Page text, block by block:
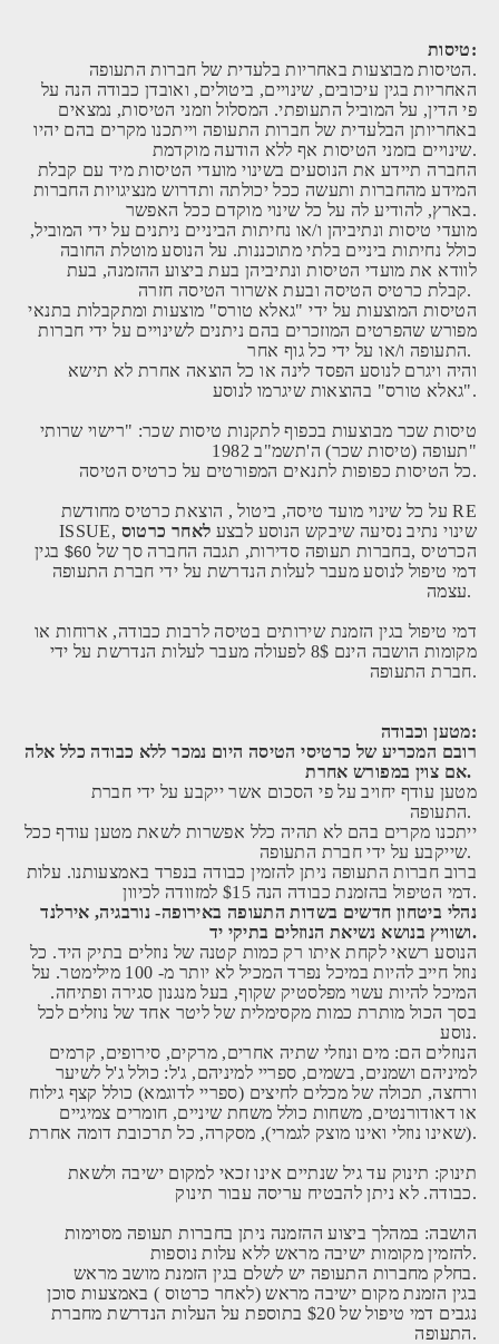
טיסות:
הטיסות מבוצעות באחריות בלעדית של חברות התעופה.
האחריות בגין עיכובים, שינויים, ביטולים, ואובדן כבודה הנה על
פי הדין, על המוביל התעופתי. המסלול וזמני הטיסות, נמצאים
באחריותן הבלעדית של חברות התעופה וייתכנו מקרים בהם יהיו
שינויים בזמני הטיסות אף ללא הודעה מוקדמת.
החברה תיידע את הנוסעים בשינוי מועדי הטיסות מיד עם קבלת
המידע מהחברות ותעשה ככל יכולתה ותדרוש מנציגויות החברות
בארץ, להודיע לה על כל שינוי מוקדם ככל האפשר.
מועדי טיסות ונתיביהן ו/או נחיתות הביניים ניתנים על ידי המוביל,
כולל נחיתות ביניים בלתי מתוכננות. על הנוסע מוטלת החובה
לוודא את מועדי הטיסות ונתיביהן בעת ביצוע ההזמנה, בעת
קבלת כרטיס הטיסה ובעת אשרור הטיסה חזרה.
הטיסות המוצעות על ידי "גאלא טורס" מוצעות ומתקבלות בתנאי
מפורש שהפרטים המוזכרים בהם ניתנים לשינויים על ידי חברות
התעופה ו/או על ידי כל גוף אחר.
והיה ויגרם לנוסע הפסד לינה או כל הוצאה אחרת לא תישא
"גאלא טורס" בהוצאות שיגרמו לנוסע.
טיסות שכר מבוצעות בכפוף לתקנות טיסות שכר: "רישוי שרותי
תעופה (טיסות שכר) ה'תשמ"ב 1982"
כל הטיסות כפופות לתנאים המפורטים על כרטיס הטיסה.
על כל שינוי מועד טיסה, ביטול , הוצאת כרטיס מחודשת RE
ISSUE, שינוי נתיב נסיעה שיבקש הנוסע לבצע לאחר כרטוס
הכרטיס ,בחברות תעופה סדירות, תגבה החברה סך של $60 בגין
דמי טיפול לנוסע מעבר לעלות הנדרשת על ידי חברת התעופה
עצמה.
דמי טיפול בגין הזמנת שירותים בטיסה לרבות כבודה, ארוחות או
מקומות הושבה הינם 8$ לפעולה מעבר לעלות הנדרשת על ידי
חברת התעופה.
מטען וכבודה:
רובם המכריע של כרטיסי הטיסה היום נמכר ללא כבודה כלל אלה
אם צוין במפורש אחרת.
מטען עודף יחויב על פי הסכום אשר ייקבע על ידי חברת
התעופה.
ייתכנו מקרים בהם לא תהיה כלל אפשרות לשאת מטען עודף ככל
שייקבע על ידי חברת התעופה.
ברוב חברות התעופה ניתן להזמין כבודה בנפרד באמצעותנו. עלות
דמי הטיפול בהזמנת כבודה הנה $15 למזוודה לכיוון.
נהלי ביטחון חדשים בשדות התעופה באירופה- נורבגיה, אירלנד
ושוויץ בנושא נשיאת הנוזלים בתיקי יד.
הנוסע רשאי לקחת איתו רק כמות קטנה של נוזלים בתיק היד. כל
נוזל חייב להיות במיכל נפרד המכיל לא יותר מ- 100 מילימטר. על
המיכל להיות עשוי מפלסטיק שקוף, בעל מנגנון סגירה ופתיחה.
בסך הכול מותרת כמות מקסימלית של ליטר אחד של נוזלים לכל
נוסע.
הנוזלים הם: מים ונוזלי שתיה אחרים, מרקים, סירופים, קרמים
למיניהם ושמנים, בשמים, ספריי למיניהם, ג'ל: כולל ג'ל לשיער
ורחצה, תכולה של מכלים לחיצים (ספריי לדוגמא) כולל קצף גילוח
או דאודורנטים, משחות כולל משחת שיניים, חומרים צמיגיים
(שאינו נוזלי ואינו מוצק לגמרי), מסקרה, כל תרכובת דומה אחרת.
תינוק: תינוק עד גיל שנתיים אינו זכאי למקום ישיבה ולשאת
כבודה. לא ניתן להבטיח עריסה עבור תינוק.
הושבה: במהלך ביצוע ההזמנה ניתן בחברות תעופה מסוימות
להזמין מקומות ישיבה מראש ללא עלות נוספות.
בחלק מחברות התעופה יש לשלם בגין הזמנת מושב מראש.
בגין הזמנת מקום ישיבה מראש (לאחר כרטוס ) באמצעות סוכן
נגבים דמי טיפול של $20 בתוספת על העלות הנדרשת מחברת
התעופה.